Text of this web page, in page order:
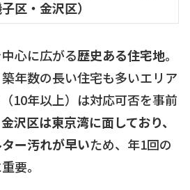
区・金沢区）
心に広がる歴史ある住宅地。
年数の長い住宅も多いエリア
10年以上）は対応可否を事前
金沢区は東京湾に面しており、
ー汚れが早いため、年1回の
要。